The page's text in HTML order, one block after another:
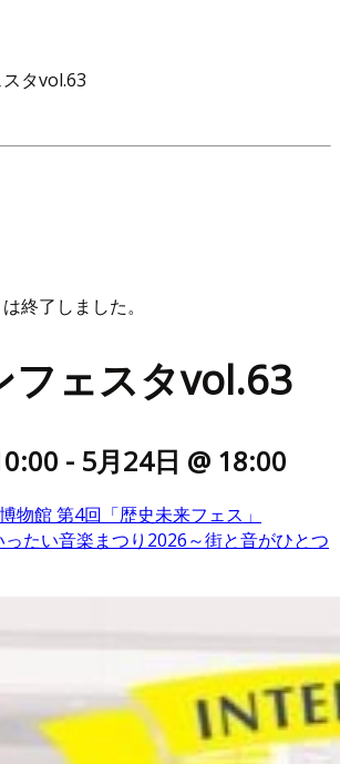
タvol.63
終了しました。
フェスタvol.63
- 5月24日 @ 18:00
物館 第4回「歴史未来フェス」
たい音楽まつり2026～街と音がひとつ